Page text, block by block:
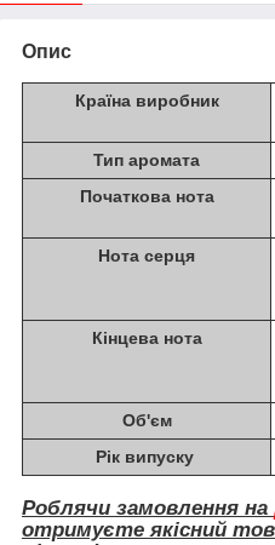
Опис
Країна виробник
Тип аромата
Початкова нота
Нота серця
Кінцева нота
Об'єм
Рік випуску
Роблячи замовлення на
отримуєте якісний